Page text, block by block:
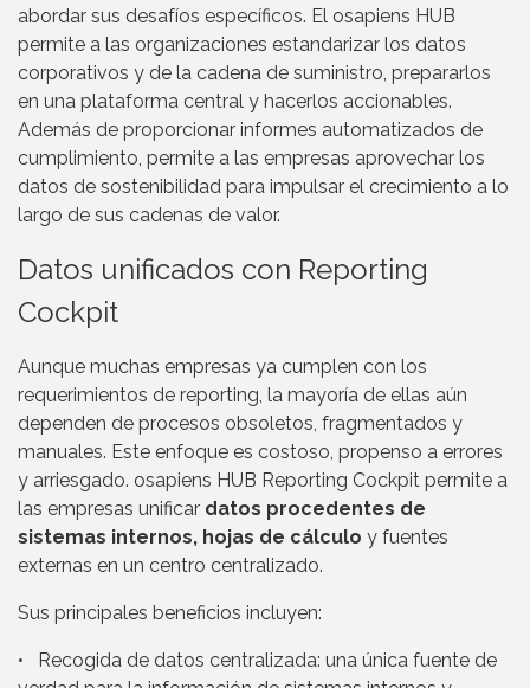
abordar sus desafíos específicos. El osapiens HUB
permite a las organizaciones estandarizar los datos
corporativos y de la cadena de suministro, prepararlos
en una plataforma central y hacerlos accionables.
Además de proporcionar informes automatizados de
cumplimiento, permite a las empresas aprovechar los
datos de sostenibilidad para impulsar el crecimiento a lo
largo de sus cadenas de valor.
Datos unificados con Reporting
Cockpit
Aunque muchas empresas ya cumplen con los
requerimientos de reporting, la mayoría de ellas aún
dependen de procesos obsoletos, fragmentados y
manuales. Este enfoque es costoso, propenso a errores
y arriesgado. osapiens HUB Reporting Cockpit permite a
las empresas unificar datos procedentes de
sistemas internos, hojas de cálculo y fuentes
externas en un centro centralizado.
Sus principales beneficios incluyen:
• Recogida de datos centralizada: una única fuente de